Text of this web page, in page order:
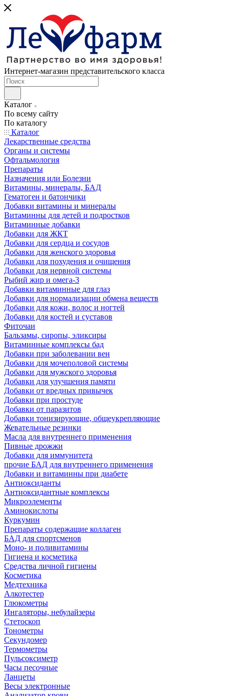
Интернет-магазин представительского класса
Каталог
По всему сайту
По каталогу
Каталог
Лекарственные средства
Органы и системы
Офтальмология
Препараты
Назначения или Болезни
Витамины, минералы, БАД
Гематоген и батончики
Добавки витамины и минералы
Витаминны для детей и подростков
Витаминные добавки
Добавки для ЖКТ
Добавки для сердца и сосудов
Добавки для женского здоровья
Добавки для похудения и очищения
Добавки для нервной системы
Рыбий жир и омега-3
Добавки витаминные для глаз
Добавки для нормализации обмена веществ
Добавки для кожи, волос и ногтей
Добавки для костей и суставов
Фиточаи
Бальзамы, сиропы, эликсиры
Витаминные комплексы бад
Добавки при заболевании вен
Добавки для мочеполовой системы
Добавки для мужского здоровья
Добавки для улучшения памяти
Добавки от вредных привычек
Добавки при простуде
Добавки от паразитов
Добавки тонизирующие, общеукрепляющие
Жевательные резинки
Масла для внутреннего применения
Пивные дрожжи
Добавки для иммунитета
прочие БАД для внутреннего применения
Добавки и витаминны при диабете
Антиоксиданты
Антиоксидантные комплексы
Микроэлементы
Аминокислоты
Куркумин
Препараты содержащие коллаген
БАД для спортсменов
Моно- и поливитамины
Гигиена и косметика
Средства личной гигиены
Косметика
Медтехника
Алкотестер
Глюкометры
Ингаляторы, небулайзеры
Стетоскоп
Тонометры
Секундомер
Термометры
Пульсоксиметр
Часы песочные
Ланцеты
Весы электронные